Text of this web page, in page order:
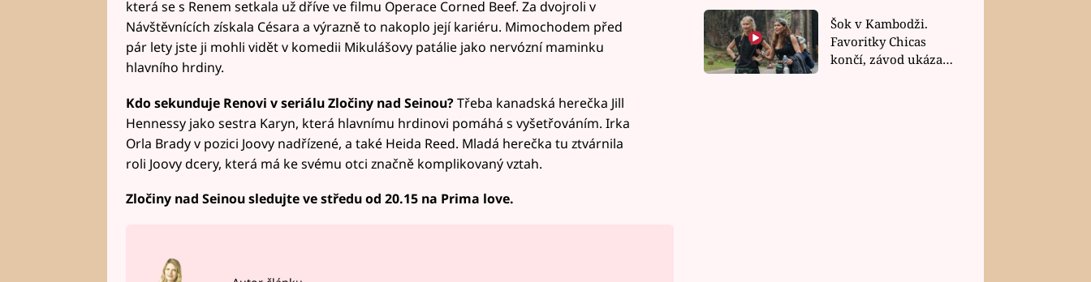
která se s Renem setkala už dříve ve filmu Operace Corned Beef. Za dvojroli v
Návštěvnících získala Césara a výrazně to nakoplo její kariéru. Mimochodem před
pár lety jste ji mohli vidět v komedii Mikulášovy patálie jako nervózní maminku
hlavního hrdiny.
Kdo sekunduje Renovi v seriálu Zločiny nad Seinou?Třeba kanadská herečka Jill
Hennessy jako sestra Karyn, která hlavnímu hrdinovi pomáhá s vyšetřováním. Irka
Orla Brady v pozici Joovy nadřízené, a také Heida Reed. Mladá herečka tu ztvárnila
roli Joovy dcery, která má ke svému otci značně komplikovaný vztah.
Zločiny nad Seinou sledujte ve středu od 20.15 na Prima love.
závodu nůž na krku
Šok v Kambodži.
Favoritky Chicas
končí, závod ukázal